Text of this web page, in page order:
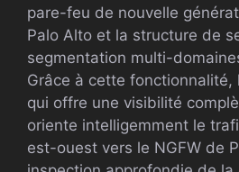
pare-feu de nouvelle
Palo Alto et la structure de
segmentation multi-
Grâce à cette fonctionnalité,
qui offre une visibilité
oriente intelligemment le
est-ouest vers le NGFW de